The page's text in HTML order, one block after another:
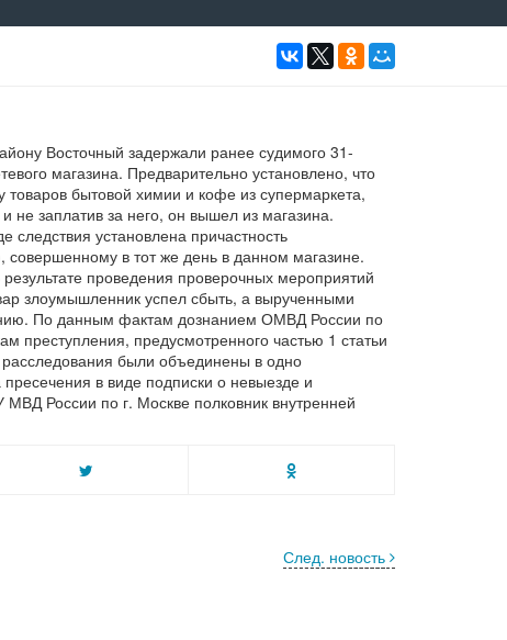
Восточный задержали ранее судимого 31-
магазина. Предварительно установлено, что
бытовой химии и кофе из супермаркета,
не заплатив за него, он вышел из магазина.
установлена причастность
в тот же день в данном магазине.
проведения проверочных мероприятий
злоумышленник успел сбыть, а вырученными
По данным фактам дознанием ОМВД России по
преступления, предусмотренного частью 1 статьи
были объединены в одно
в виде подписки о невыезде и
России по г. Москве полковник внутренней
След. новость